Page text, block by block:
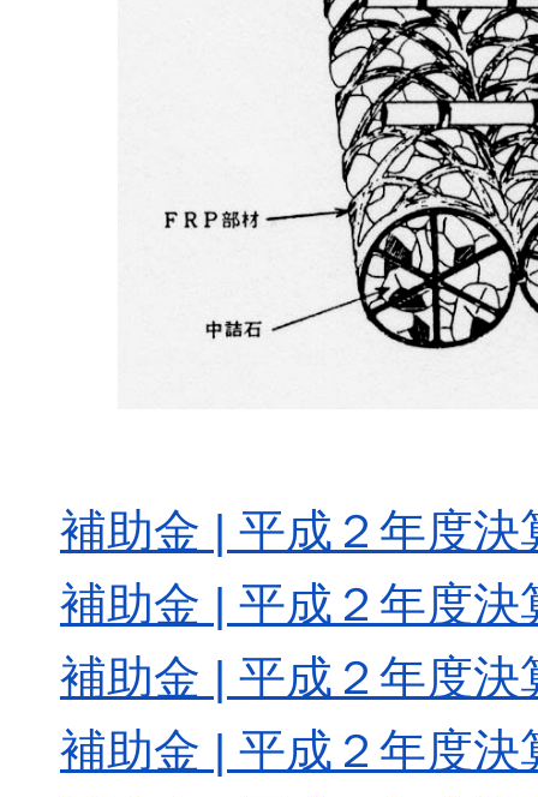
補助金 | 平成２年度決
補助金 | 平成２年度決
補助金 | 平成２年度決
補助金 | 平成２年度決